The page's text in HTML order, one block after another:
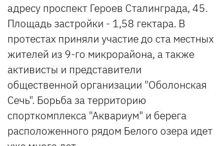
адресу проспект Героев Сталинграда, 45.
Площадь застройки - 1,58 гектара. В
протестах приняли участие до ста местных
жителей из 9-го микрорайона, а также
активисты и представители
общественной организации "Оболонская
Сечь". Борьба за территорию
спорткомплекса "Аквариум" и берега
расположенного рядом Белого озера идет